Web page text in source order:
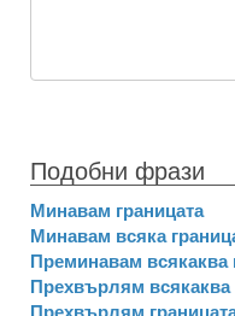
Подобни фрази
Минавам границата
Минавам всяка
Преминавам всякаква
Прехвърлям всякаква
Прехвърлям